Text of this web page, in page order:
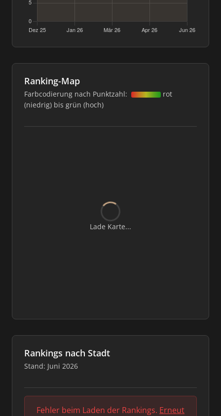
Ranking-Map
Farbcodierung nach Punktzahl:
rot
(niedrig) bis grün (hoch)
Lade Karte...
Rankings nach Stadt
Stand: Juni 2026
Fehler beim Laden der Rankings. Erneut